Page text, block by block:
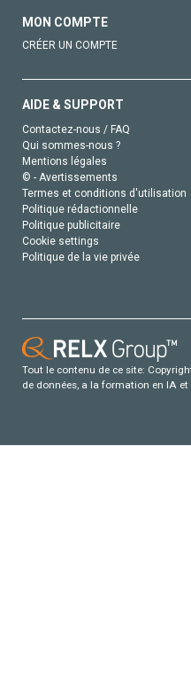
MON COMPTE
CRÉER UN COMPTE
AIDE & SUPPORT
Contactez-nous / FAQ
Qui sommes-nous ?
Mentions légales
© - Avertissements
Termes et conditions d'utilisation
Politique rédactionnelle
Politique publicitaire
Cookie settings
Politique de la vie privée
Tout le contenu de ce site:
de données, a la formation en IA